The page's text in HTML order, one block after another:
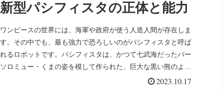
新型パシフィスタの正体と能力
ワンピースの世界には、海軍や政府が使う人造人間が存在しま
す。その中でも、最も強力で恐ろしいのがパシフィスタと呼ば
れるロボットです。パシフィスタは、かつて七武海だったバー
ソロミュー・くまの姿を模して作られた、巨大な黒い熊のよう
2023.10.17